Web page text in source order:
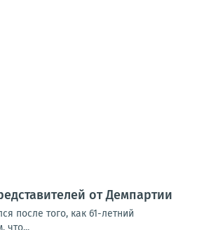
от Демпартии
после того, как 61-летний
что...